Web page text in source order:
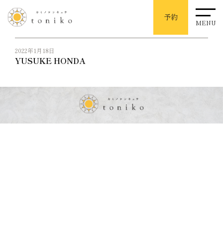
予約
MENU
2022年1月18日
YUSUKE HONDA